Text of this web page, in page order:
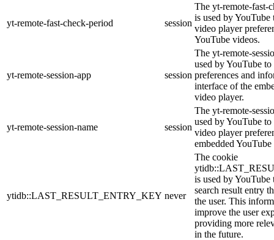
yt-remote-fast-check-period session
The yt-remote-fast-
is used by YouTube
video player
YouTube videos.
yt-remote-session-app session
The yt-remote-
used by YouTube to
preferences and
interface of the
video player.
yt-remote-session-name session
The yt-remote-
used by YouTube to
video player
embedded
ytidb::LAST_RESULT_ENTRY_KEY never
The cookie
is used by YouTube
search result entry
the user. This
improve the user
providing more
in the future.